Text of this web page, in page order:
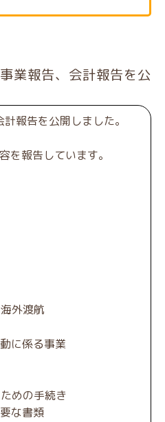
業報告、会計報告を公
報告を公開しました。
を報告しています。
外渡航
に係る事業
めの手続き
な書類